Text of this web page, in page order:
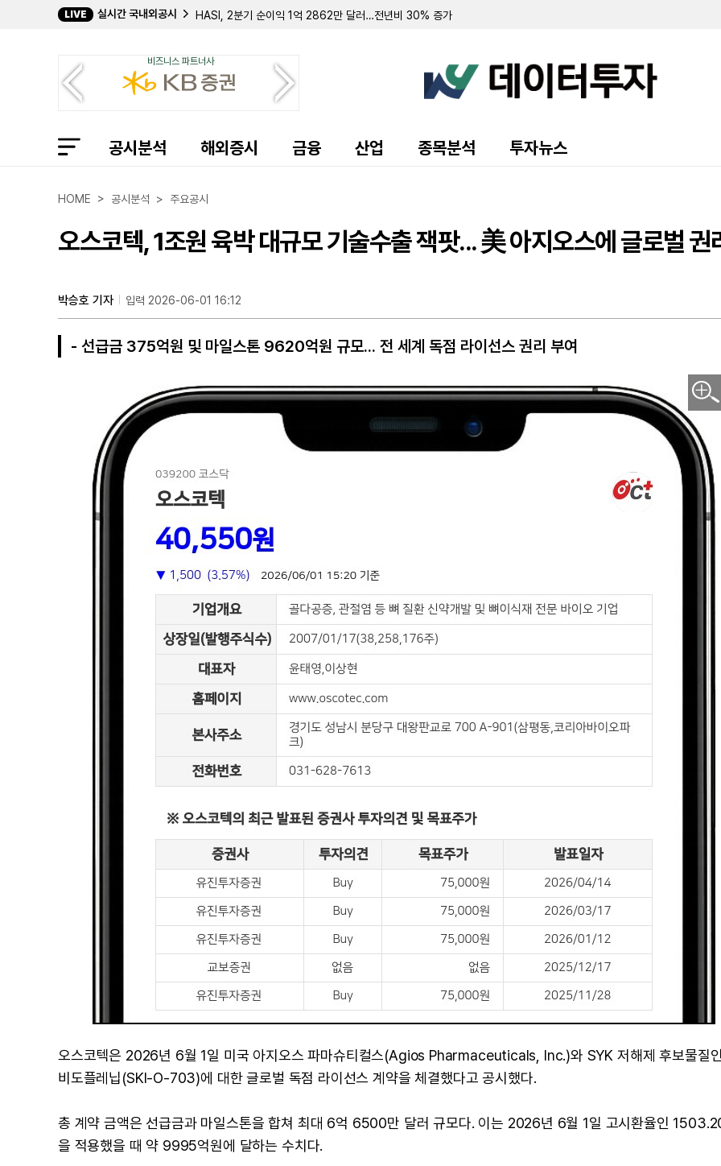
LIVE 실시간 국내외공시
HASI, 2분기 순이익 1억 2862만 달러…전년비 30% 증가
엠엑스로보틱스, 최대주주 대상 100억원 규모 유상증자... 신주 328만주 발행
인베스코 스위스 프랑 ETF, 2분기 순손실 67만 달러 기록…마이너스 금리 영향 지속
인베스코 농업 ETF, 2분기 순손실 3550만 달러 기록…농산물 선물 평가손실 영향
인베스코 엔화 ETF, 2분기 순손실 42만 달러 기록…엔화 약세 지속 영향
FS 스페셜티 렌딩, 주주총회서 찰스 P. 피지·페드로 A. 라모스 이사 선임
엘링턴 파이낸셜, 2분기 순이익 5440만 달러 기록…주당 0.43달러
퀴델오서, 영국 분자진단 기업 'LEX 디아그노스틱스' 1억 7460만 달러에 인수
레드 리버 뱅크셰어스, 2분기 미 SEC에 10-Q 보고서 제출…자산 건전성 세부 지표 공개
그레이 미디어, 보통주 및 클래스A 주당 0.08달러 분기 배당금 발표
비즈니스 파트너사
공시분석 해외증시 금융 산업 종목분석 투자뉴스
HOME > 공시분석 > 주요공시
오스코텍, 1조원 육박 대규모 기술수출 잭팟... 美 아지오스에 글로벌 권
박승호 기자 입력 2026-06-01 16:12
- 선급금 375억원 및 마일스톤 9620억원 규모... 전 세계 독점 라이선스 권리 부여
오스코텍은 2026년 6월 1일 미국 아지오스 파마슈티컬스(Agios Pharmaceuticals, Inc.)와 SYK 저해제 후보물질
비도플레닙(SKI-O-703)에 대한 글로벌 독점 라이선스 계약을 체결했다고 공시했다.
총 계약 금액은 선급금과 마일스톤을 합쳐 최대 6억 6500만 달러 규모다. 이는 2026년 6월 1일 고시환율인
을 적용했을 때 약 9995억원에 달하는 수치다.